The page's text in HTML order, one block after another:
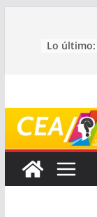
Lo último: